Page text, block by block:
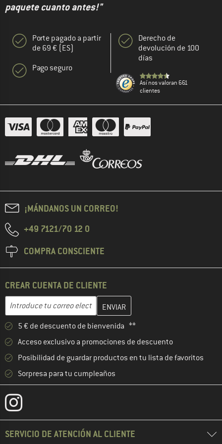
paquete cuanto antes!"
Porte pagado a partir
de 69 € (ES)
Pago seguro
Derecho de
devolución de 100
días
Así nos valoran 661
clientes
¡MÁNDANOS UN CORREO!
+49 7121/70 12 0
COMPRA CONSCIENTE
CREAR CUENTA DE CLIENTE
Dirección de correo electrónico
Introduce aquí tu dirección de correo electrónico y crea tu
5 € de descuento de bienvenida **
Acceso exclusivo a promociones de descuento
Posibilidad de guardar productos en tu lista de favoritos
Sorpresa para tu cumpleaños
SERVICIO DE ATENCIÓN AL CLIENTE